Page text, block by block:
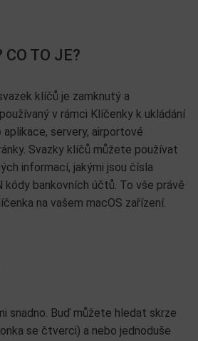
CO TO JE?
klíčů je zamknutý a
v rámci Klíčenky k ukládání
servery, airportové
Svazky klíčů můžete používat
informací, jakými jsou čísla
bankovních účtů. To vše právě
na vašem macOS zařízení.
snadno. Buď můžete hledat skrze
se čtverci) a nebo jednoduše